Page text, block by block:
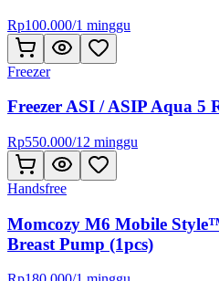
Rp100.000/1 minggu
Freezer
Freezer ASI / ASIP Aqua 5
Rp550.000/12 minggu
Handsfree
Momcozy M6 Mobile
Breast Pump (1pcs)